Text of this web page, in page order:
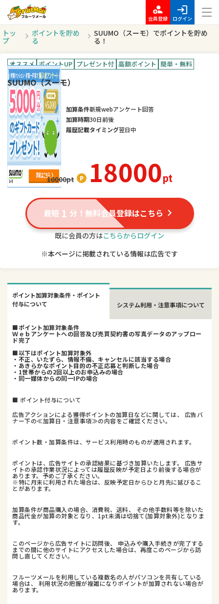
会員登録 ログイン
トッ
プ
ポイントを貯め
る
SUUMO（スーモ）でポイントを貯め
る！
オススメ ポイントUP プレゼント付 高額ポイント 簡単・無料
SUUMO（スーモ）
10000pt 18000pt
加算条件新規webアンケート回答
加算時期30日前後
履歴記載タイミング翌日中
最短 1 分！無料会員登録はこちら
既に会員の方はこちらからログイン
※本ページに掲載されている情報は広告です
ポイント加算対象条件・ポイント
付与について
システム利用・注意事項について
■ポイント加算対象条件
Ｗｅｂアンケートへの回答及び売買契約書の写真データのアップロー
ド完了
■以下はポイント加算対象外
・不正、いたずら、情報不備、キャンセルに該当する場合
・あきらかなポイント目的の不正応募と判断した場合
・1世帯からの2回以上のお申込みの場合
・同一媒体からの同一IPの場合
■ ポイント付与について
広告アクションによる獲得ポイントの加算日などに関しては、 広告バ
ナー下の≪加算日・注意事項≫の内容をご確認ください。
ポイント数・加算条件は、サービス利用時のものが適用されます。
ポイントは、広告サイトの承認結果に基づき加算いたします。 広告サ
イトの承認作業状況によっては履歴反映が予定日より前後する場合が
あります。予めご了承ください。
※特に月末に利用された場合は、反映予定日からひと月先に延びるこ
とがあります。
加算条件が商品購入の場合、消費税、送料、 その他手数料等を除いた
商品代金が加算の対象となり、1pt未満は切捨て(加算対象外)となりま
す。
このページから広告サイトに訪問後、 申込みや購入手続きが完了する
までの間に他のサイトにアクセスした場合は、再度このページから訪
問し直してください。
フルーツメールを利用している複数名の人がパソコンを共有している
場合は、 利用状況の把握が複雑になりポイントが加算されない場合が
あります。